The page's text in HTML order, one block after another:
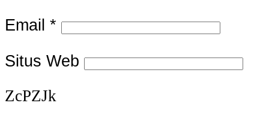
Email *
Situs Web
ZcPZJk